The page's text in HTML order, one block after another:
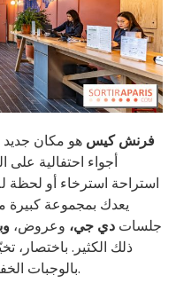
فرنش كيس هو مكان جديد
أجواء احتفالية
استراحة استرخاء أو لحظة
جلسات دي جي، وعروض،
ذلك الكثير. باختصار،
بالوجبات الخفيفة التي يحضرها الشيف سيلفان ثيبو.